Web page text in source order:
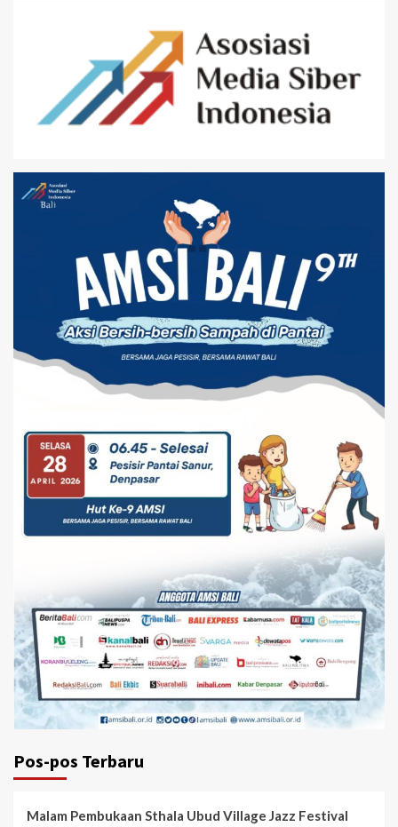
Pos-pos Terbaru
Malam Pembukaan Sthala Ubud Village Jazz Festival